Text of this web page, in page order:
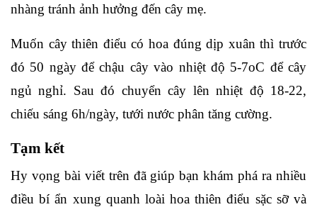
nhàng tránh ảnh hưởng đến cây mẹ.
Muốn cây thiên điểu có hoa đúng dịp xuân thì trước
đó 50 ngày để chậu cây vào nhiệt độ 5-7oC để cây
ngủ nghỉ. Sau đó chuyển cây lên nhiệt độ 18-22,
chiếu sáng 6h/ngày, tưới nước phân tăng cường.
Tạm kết
Hy vọng bài viết trên đã giúp bạn khám phá ra nhiều
điều bí ẩn xung quanh loài hoa thiên điểu sặc sỡ và